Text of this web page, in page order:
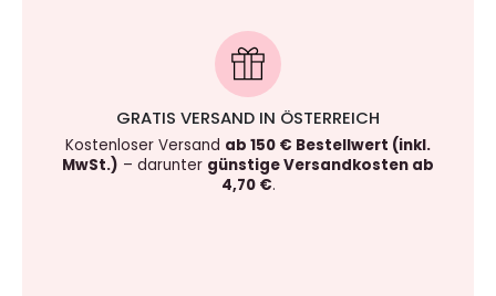
GRATIS VERSAND IN ÖSTERREICH
Kostenloser Versand ab 150 € Bestellwert (inkl.
MwSt.) – darunter günstige Versandkosten ab
4,70 €.